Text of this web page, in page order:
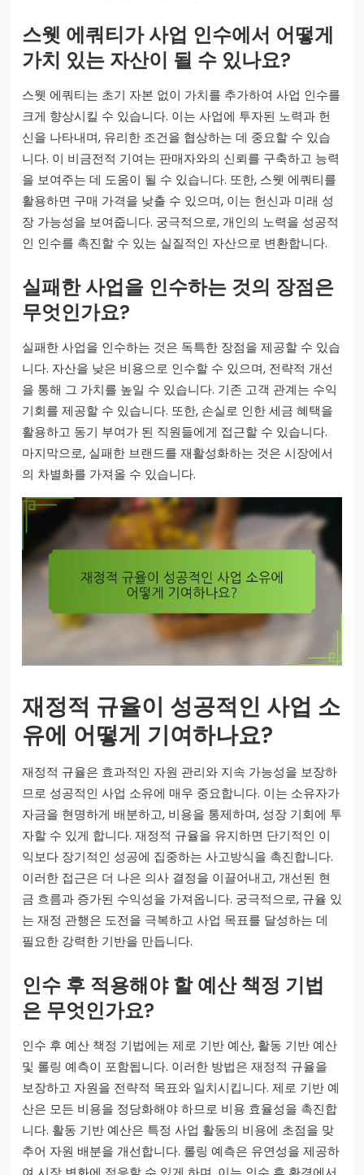
스웻 에쿼티가 사업 인수에서 어떻게
가치 있는 자산이 될 수 있나요?
스웻 에쿼티는 초기 자본 없이 가치를 추가하여 사업 인수를
크게 향상시킬 수 있습니다. 이는 사업에 투자된 노력과 헌
신을 나타내며, 유리한 조건을 협상하는 데 중요할 수 있습
니다. 이 비금전적 기여는 판매자와의 신뢰를 구축하고 능력
을 보여주는 데 도움이 될 수 있습니다. 또한, 스웻 에쿼티를
활용하면 구매 가격을 낮출 수 있으며, 이는 헌신과 미래 성
장 가능성을 보여줍니다. 궁극적으로, 개인의 노력을 성공적
인 인수를 촉진할 수 있는 실질적인 자산으로 변환합니다.
실패한 사업을 인수하는 것의 장점은
무엇인가요?
실패한 사업을 인수하는 것은 독특한 장점을 제공할 수 있습
니다. 자산을 낮은 비용으로 인수할 수 있으며, 전략적 개선
을 통해 그 가치를 높일 수 있습니다. 기존 고객 관계는 수익
기회를 제공할 수 있습니다. 또한, 손실로 인한 세금 혜택을
활용하고 동기 부여가 된 직원들에게 접근할 수 있습니다.
마지막으로, 실패한 브랜드를 재활성화하는 것은 시장에서
의 차별화를 가져올 수 있습니다.
재정적 규율이 성공적인 사업 소
유에 어떻게 기여하나요?
재정적 규율은 효과적인 자원 관리와 지속 가능성을 보장하
므로 성공적인 사업 소유에 매우 중요합니다. 이는 소유자가
자금을 현명하게 배분하고, 비용을 통제하며, 성장 기회에 투
자할 수 있게 합니다. 재정적 규율을 유지하면 단기적인 이
익보다 장기적인 성공에 집중하는 사고방식을 촉진합니다.
이러한 접근은 더 나은 의사 결정을 이끌어내고, 개선된 현
금 흐름과 증가된 수익성을 가져옵니다. 궁극적으로, 규율 있
는 재정 관행은 도전을 극복하고 사업 목표를 달성하는 데
필요한 강력한 기반을 만듭니다.
인수 후 적용해야 할 예산 책정 기법
은 무엇인가요?
인수 후 예산 책정 기법에는 제로 기반 예산, 활동 기반 예산
및 롤링 예측이 포함됩니다. 이러한 방법은 재정적 규율을
보장하고 자원을 전략적 목표와 일치시킵니다. 제로 기반 예
산은 모든 비용을 정당화해야 하므로 비용 효율성을 촉진합
니다. 활동 기반 예산은 특정 사업 활동의 비용에 초점을 맞
추어 자원 배분을 개선합니다. 롤링 예측은 유연성을 제공하